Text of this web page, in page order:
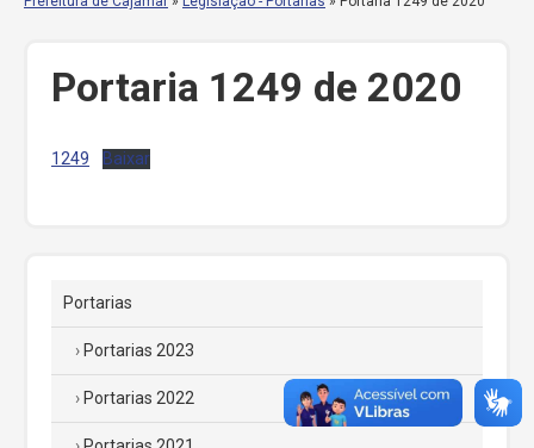
Portaria 1249 de 2020
1249 Baixar
Portarias
Portarias 2023
Portarias 2022